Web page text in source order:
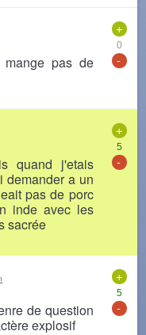
+
0
-
pas de
+
5
-
quand j'etais
demander a un
pas de porc
inde avec les
sacrée
+
5
-
de question
explosif